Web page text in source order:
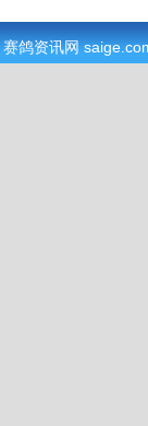
赛鸽资讯网